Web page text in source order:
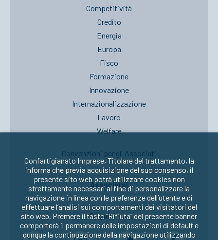
Competitività
Credito
Energia
Europa
Fisco
Formazione
Innovazione
Internazionalizzazione
Lavoro
Welfare
Convenzioni per gli Associati
Associarsi
Seguici su:
Confartigianato Imprese, Titolare del trattamento, la
informa che previa acquisizione del suo consenso, il
presente sito web potrà utilizzare cookies non
strettamente necessari al fine di personalizzare la
navigazione in linea con le preferenze dell’utente e di
effettuare l’analisi sui comportamenti dei visitatori del
sito web. Premere il tasto “Rifiuta” del presente banner
comporterà il permanere delle impostazioni di default e
dunque la continuazione della navigazione utilizzando